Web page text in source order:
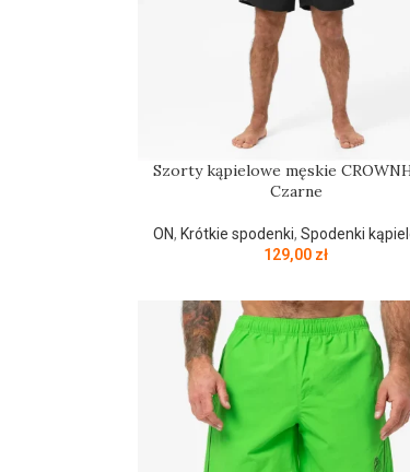
Szorty kąpielowe męskie
Czarne
ON, Krótkie spodenki,Spodenki
129,00 zł